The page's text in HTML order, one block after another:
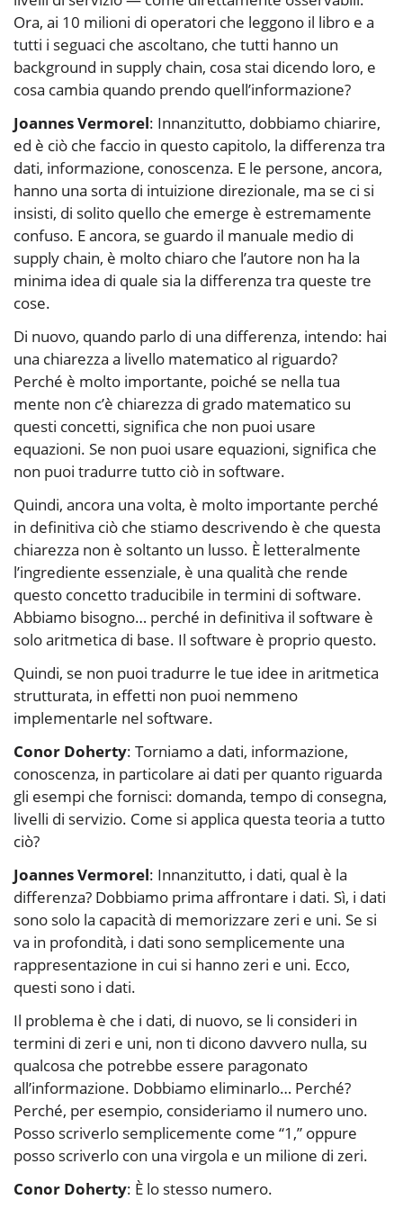
Ora, ai 10 milioni di operatori che leggono il libro e a
tutti i seguaci che ascoltano, che tutti hanno un
background in supply chain, cosa stai dicendo loro, e
cosa cambia quando prendo quell’informazione?
Joannes Vermorel: Innanzitutto, dobbiamo chiarire,
ed è ciò che faccio in questo capitolo, la differenza tra
dati, informazione, conoscenza. E le persone, ancora,
hanno una sorta di intuizione direzionale, ma se ci si
insisti, di solito quello che emerge è estremamente
confuso. E ancora, se guardo il manuale medio di
supply chain, è molto chiaro che l’autore non ha la
minima idea di quale sia la differenza tra queste tre
cose.
Di nuovo, quando parlo di una differenza, intendo: hai
una chiarezza a livello matematico al riguardo?
Perché è molto importante, poiché se nella tua
mente non c’è chiarezza di grado matematico su
questi concetti, significa che non puoi usare
equazioni. Se non puoi usare equazioni, significa che
non puoi tradurre tutto ciò in software.
Quindi, ancora una volta, è molto importante perché
in definitiva ciò che stiamo descrivendo è che questa
chiarezza non è soltanto un lusso. È letteralmente
l’ingrediente essenziale, è una qualità che rende
questo concetto traducibile in termini di software.
Abbiamo bisogno… perché in definitiva il software è
solo aritmetica di base. Il software è proprio questo.
Quindi, se non puoi tradurre le tue idee in aritmetica
strutturata, in effetti non puoi nemmeno
implementarle nel software.
Conor Doherty: Torniamo a dati, informazione,
conoscenza, in particolare ai dati per quanto riguarda
gli esempi che fornisci: domanda, tempo di consegna,
livelli di servizio. Come si applica questa teoria a tutto
ciò?
Joannes Vermorel: Innanzitutto, i dati, qual è la
differenza? Dobbiamo prima affrontare i dati. Sì, i dati
sono solo la capacità di memorizzare zeri e uni. Se si
va in profondità, i dati sono semplicemente una
rappresentazione in cui si hanno zeri e uni. Ecco,
questi sono i dati.
Il problema è che i dati, di nuovo, se li consideri in
termini di zeri e uni, non ti dicono davvero nulla, su
qualcosa che potrebbe essere paragonato
all’informazione. Dobbiamo eliminarlo… Perché?
Perché, per esempio, consideriamo il numero uno.
Posso scriverlo semplicemente come “1,” oppure
posso scriverlo con una virgola e un milione di zeri.
Conor Doherty: È lo stesso numero.